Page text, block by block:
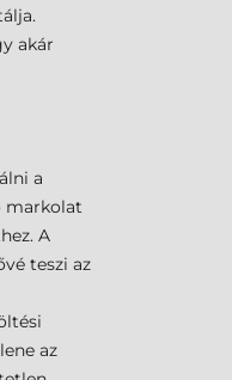
akár
a
markolat
A
teszi az
az